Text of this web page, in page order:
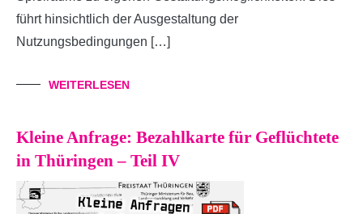
führt hinsichtlich der Ausgestaltung der
Nutzungsbedingungen […]
WEITERLESEN
Kleine Anfrage: Bezahlkarte für Geflüchtete
in Thüringen – Teil IV